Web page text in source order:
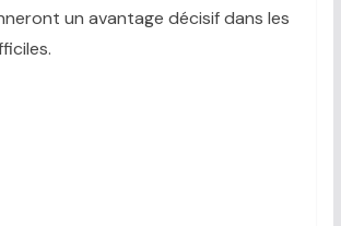
un avantage décisif dans les